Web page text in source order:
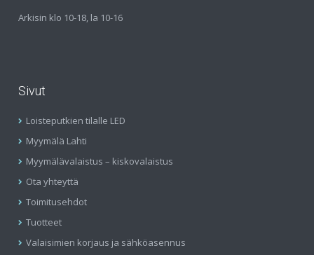
Arkisin klo 10-18, la 10-16
Sivut
Loisteputkien tilalle LED
Myymälä Lahti
Myymälävalaistus – kiskovalaistus
Ota yhteyttä
Toimitusehdot
Tuotteet
Valaisimien korjaus ja sähköasennus